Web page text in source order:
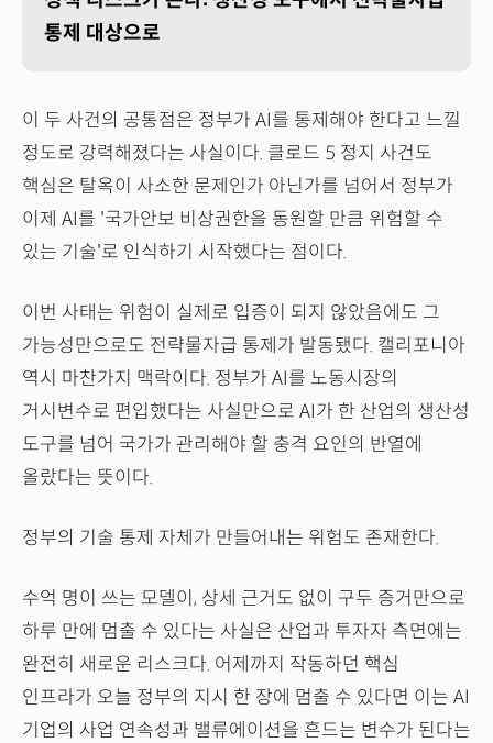
통제 대상으로
이 두 사건의 공통점은 정부가 AI를 통제해야 한다고 느낄
정도로 강력해졌다는 사실이다. 클로드 5 정지 사건도
핵심은 탈옥이 사소한 문제인가 아닌가를 넘어서 정부가
이제 AI를 '국가안보 비상권한을 동원할 만큼 위험할 수
있는 기술'로 인식하기 시작했다는 점이다.
이번 사태는 위험이 실제로 입증이 되지 않았음에도 그
가능성만으로도 전략물자급 통제가 발동됐다. 캘리포니아
역시 마찬가지 맥락이다. 정부가 AI를 노동시장의
거시변수로 편입했다는 사실만으로 AI가 한 산업의 생산성
도구를 넘어 국가가 관리해야 할 충격 요인의 반열에
올랐다는 뜻이다.
정부의 기술 통제 자체가 만들어내는 위험도 존재한다.
수억 명이 쓰는 모델이, 상세 근거도 없이 구두 증거만으로
하루 만에 멈출 수 있다는 사실은 산업과 투자자 측면에는
완전히 새로운 리스크다. 어제까지 작동하던 핵심
인프라가 오늘 정부의 지시 한 장에 멈출 수 있다면 이는 AI
기업의 사업 연속성과 밸류에이션을 흔드는 변수가 된다는